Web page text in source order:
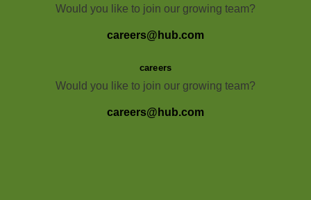
Would you like to join our growing team?
careers@hub.com
careers
Would you like to join our growing team?
careers@hub.com